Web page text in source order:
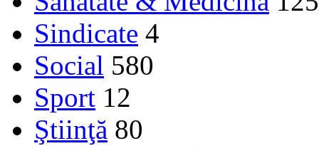
Sindicate 4
Social 580
Sport 12
Ştiinţă 80